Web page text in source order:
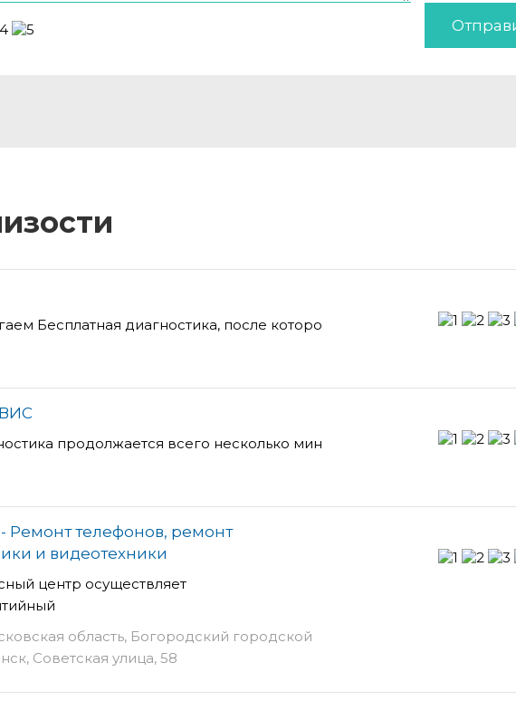
Бесплатная диагностика, после которо
продолжается всего несколько мин
- Ремонт телефонов, ремонт
и видеотехники
центр осуществляет
область, Богородский городской
Советская улица, 58